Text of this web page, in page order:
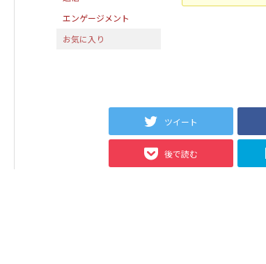
エンゲージメント
お気に入り
ツイート
後で読む